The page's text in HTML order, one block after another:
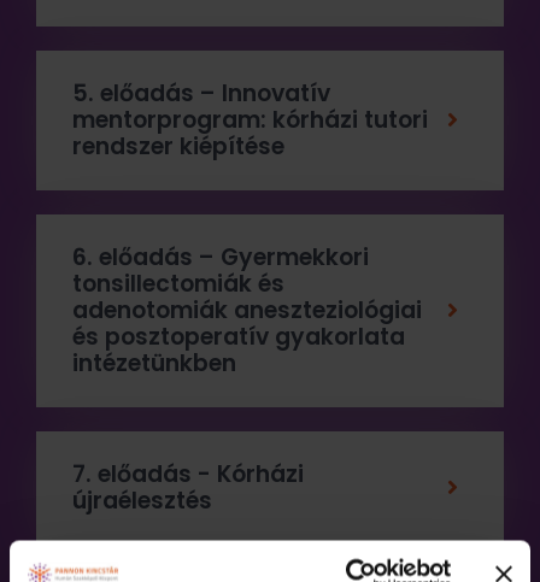
5. előadás – Innovatív
mentorprogram: kórházi tutori
rendszer kiépítése
6. előadás – Gyermekkori
tonsillectomiák és
adenotomiák aneszteziológiai
és posztoperatív gyakorlata
intézetünkben
7. előadás - Kórházi
újraélesztés